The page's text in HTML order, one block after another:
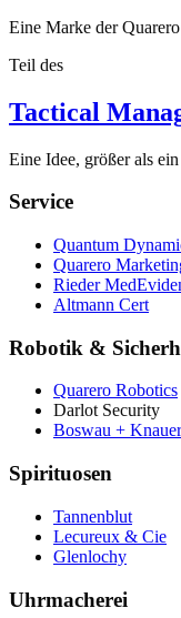
Eine Marke der
Teil des
Tactical
Eine Idee, größer als
Service
Quantum
Quarero
Rieder
Altmann Cert
Robotik &
Quarero Robotics
Darlot Security
Boswau + Knauer
Spirituosen
Tannenblut
Lecureux & Cie
Glenlochy
Uhrmacherei